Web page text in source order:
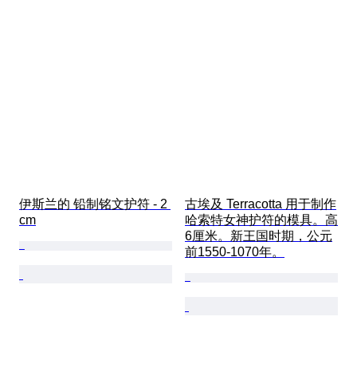
伊斯兰的 铅制铭文护符 - 2
cm
古埃及 Terracotta 用于制作
哈索特女神护符的模具。高
6厘米。新王国时期，公元
前1550-1070年。